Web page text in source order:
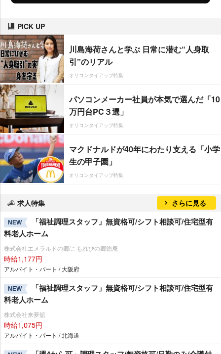
PICK UP
川島海荷さんと学ぶ 日常に潜む“人身取
引”のリアル
オリコンタイアップ特集
パソコンメーカー社員が本気で選んだ「10
万円台PC３選」
オリコンタイアップ特集
マクドナルドが40年にわたり支える「小学
生の甲子園」
オリコンタイアップ特集
求人特集 さらに見る
NEW
「福祉調理スタッフ」無資格可/シフト相談可/住宅型有
料老人ホーム
株式会社エメラルドの郷/こもれびの郷徳庵
時給1,177円
アルバイト・パート / 大阪府
NEW
「福祉調理スタッフ」無資格可/シフト相談可/住宅型有
料老人ホーム
株式会社来夢舘
時給1,075円
アルバイト・パート / 北海道